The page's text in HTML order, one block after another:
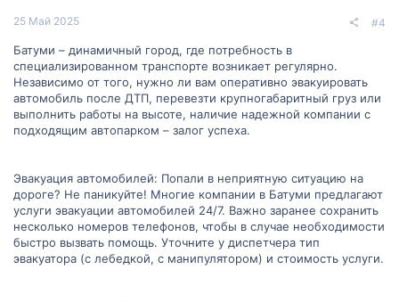
25 Май 2025 #4
Батуми – динамичный город, где потребность в
специализированном транспорте возникает регулярно.
Независимо от того, нужно ли вам оперативно эвакуировать
автомобиль после ДТП, перевезти крупногабаритный груз или
выполнить работы на высоте, наличие надежной компании с
подходящим автопарком – залог успеха.
Эвакуация автомобилей: Попали в неприятную ситуацию на
дороге? Не паникуйте! Многие компании в Батуми предлагают
услуги эвакуации автомобилей 24/7. Важно заранее сохранить
несколько номеров телефонов, чтобы в случае необходимости
быстро вызвать помощь. Уточните у диспетчера тип
эвакуатора (с лебедкой, с манипулятором) и стоимость услуги.